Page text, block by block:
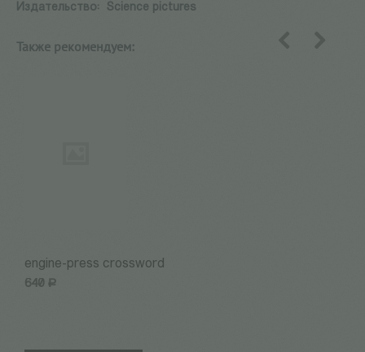
Издательство:
Science pictures
Также рекомендуем:
engine-press crossword
640 Р